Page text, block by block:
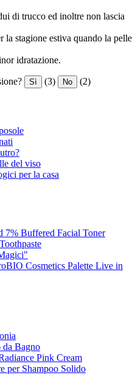
di trucco ed inoltre non lascia
la stagione estiva quando la pelle
idratazione.
Sì (3) No (2)
del viso
per la casa
Buffered Facial Toner
Cosmetics Palette Live in
Bagno
Pink Cream
per Shampoo Solido